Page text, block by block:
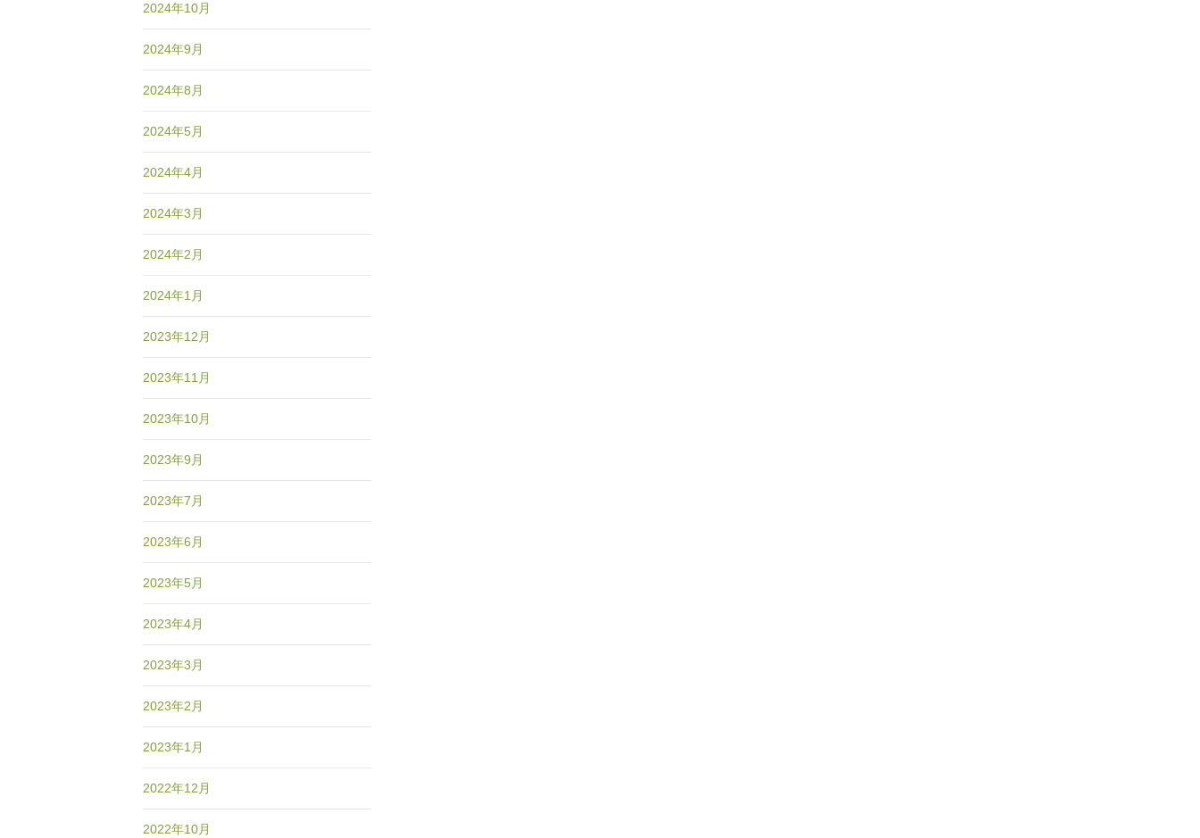
2024年10月
2024年9月
2024年8月
2024年5月
2024年4月
2024年3月
2024年2月
2024年1月
2023年12月
2023年11月
2023年10月
2023年9月
2023年7月
2023年6月
2023年5月
2023年4月
2023年3月
2023年2月
2023年1月
2022年12月
2022年10月